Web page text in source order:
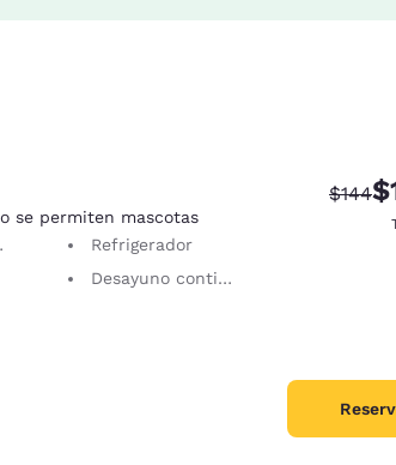
se permiten mascotas
Refrigerador
Desayuno continental gratuito
Precio
$144